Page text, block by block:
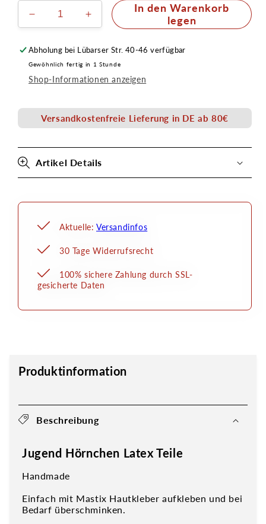
Verringere
die
Menge
für
Jugend
Hörnchen
Applikation
Erhöhe
die
Menge
für
Jugend
Hörnchen
Applikation
In den Warenkorb
legen
Abholung bei Lübarser Str. 40-46 verfügbar
Gewöhnlich fertig in 1 Stunde
Shop-Informationen anzeigen
Versandkostenfreie Lieferung in DE ab 80€
Artikel Details
Aktuelle: Versandinfos
30 Tage Widerrufsrecht
100% sichere Zahlung durch SSL-
gesicherte Daten
Produktinformation
Beschreibung
Jugend Hörnchen Latex Teile
Handmade
Einfach mit Mastix Hautkleber aufkleben und bei
Bedarf überschminken.